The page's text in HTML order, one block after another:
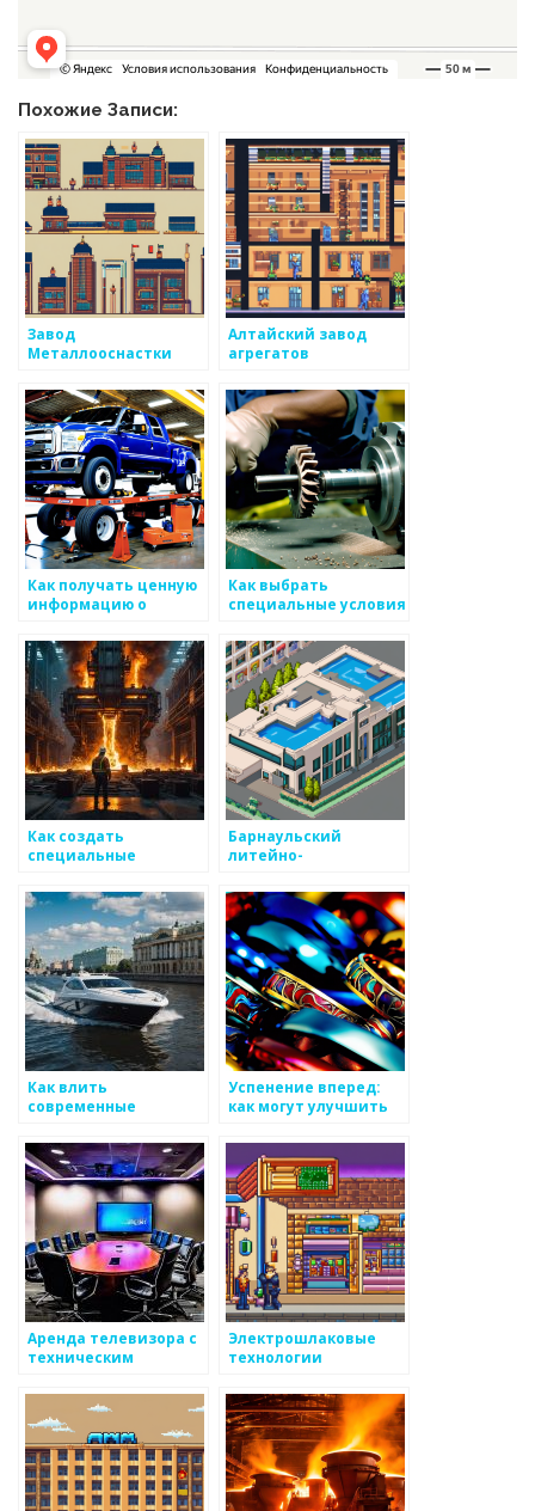
Похожие Записи:
Завод
Металлооснастки
Алтайский завод
агрегатов
Как получать ценную
информацию о
производстве
металоизделий
Как выбрать
специальные условия
металлоизделий
Как создать
специальные
закупки
металоизделий
Барнаульский
литейно-
Как влить
современные
производство
металлоизделий
Успенение вперед:
как могут улучшить
опыт и технологии
Аренда телевизора с
техническим
TECH
Электрошлаковые
технологии